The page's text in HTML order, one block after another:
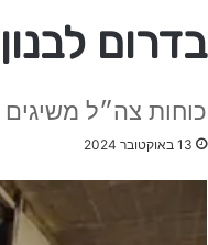
בדרום לבנון
כוחות צה״ל
13 באוקטובר 2024